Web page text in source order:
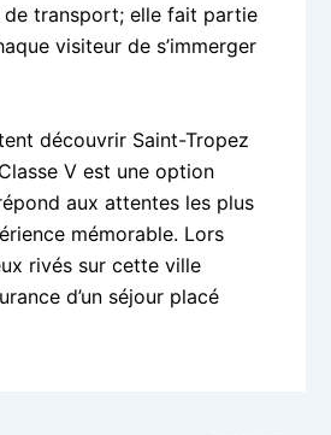
de transport; elle fait partie
visiteur de s’immerger
découvrir Saint-Tropez
V est une option
aux attentes les plus
mémorable. Lors
rivés sur cette ville
d’un séjour placé